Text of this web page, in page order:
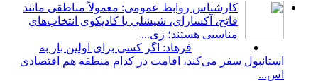
کارشناس روابط عمومی: معمولاً مناطقی مانند
فاتح، آکسارای، شیشلی یا کادیکوی انتخاب‌های
مناسبی هستند؛ زی...
فرهاد: اگر کسی برای اولین بار به
استانبول سفر می‌کند، اقامت در کدام منطقه هم اقتصادی
اس...